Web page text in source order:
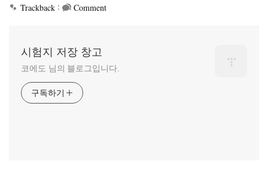
Trackback : Comment
시험지 저장 창고
코에도 님의 블로그입니다.
구독하기